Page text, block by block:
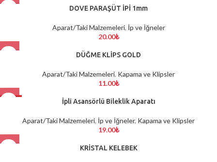
DOVE PARAŞÜT İPİ 1mm
Aparat/Taki Malzemeleri, İp ve İğneler
20.00₺
DÜĞME KLİPS GOLD
Aparat/Taki Malzemeleri, Kapama ve Klipsler
11.00₺
İpli Asansörlü Bileklik Aparatı
Aparat/Taki Malzemeleri, İp ve İğneler, Kapama ve Klipsler
19.00₺
KRİSTAL KELEBEK